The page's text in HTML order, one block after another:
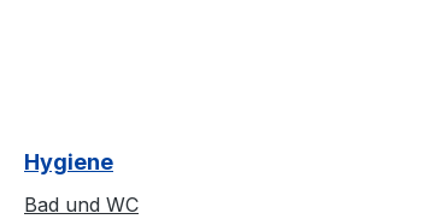
Hygiene
Bad und WC